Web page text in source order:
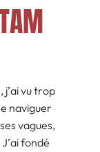
j’ai vu trop
naviguer
vagues,
fondé